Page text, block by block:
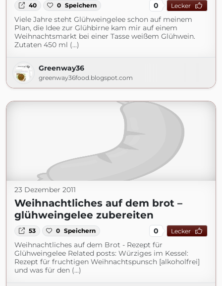
40 0 Speichern 0 Lecker
Viele Jahre steht Glühweingelee schon auf meinem
Plan, die Idee zur Glühbirne kam mir auf einem
Weihnachtsmarkt bei einer Tasse weißem Glühwein.
Zutaten 450 ml (...)
Greenway36
greenway36food.blogspot.com
23 Dezember 2011
Weihnachtliches auf dem brot –
glühweingelee zubereiten
53 0 Speichern 0 Lecker
Weihnachtliches auf dem Brot - Rezept für
Glühweingelee Related posts: Würziges im Kessel:
Rezept für fruchtigen Weihnachtspunsch [alkoholfrei]
und was für den (...)